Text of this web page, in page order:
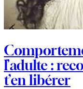
l’adulte :
t’en libérer